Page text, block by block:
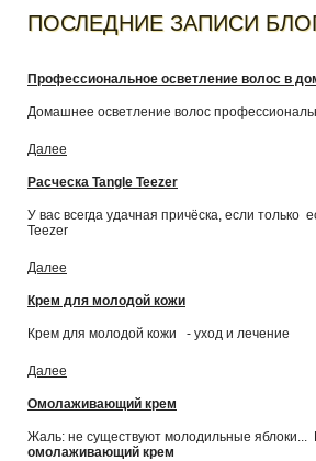
ПОСЛЕДНИЕ ЗАПИСИ
Профессиональное осветление волос в
Домашнее осветление волос
Далее
Расческа Tangle Teezer
У вас всегда удачная причёска, если только
Teezer
Далее
Крем для молодой кожи
Крем для молодой кожи - уход и лечение
Далее
Омолаживающий крем
Жаль: не существуют молодильные яблоки...
омолаживающий крем